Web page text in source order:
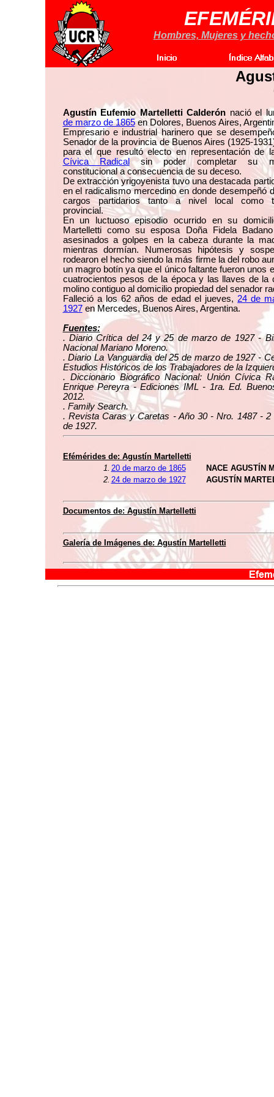
Hombres, Mujeres y
Agustín Eufemio Martelletti Calderón nació el
de marzo de 1865en Dolores, Buenos Aires,
Empresario e industrial harinero que se
Senador de la provincia de Buenos Aires (1925-
para el que resultó electo en representación de
Cívica Radicalsin poder completar su
constitucional a consecuencia de su deceso.
De extracción yrigoyenista tuvo una destacada
en el radicalismo mercedino en donde desempeñó
cargos partidarios tanto a nivel local como
provincial.
En un luctuoso episodio ocurrido en su
Martelletti como su esposa Doña Fidela
asesinados a golpes en la cabeza durante la
mientras dormían. Numerosas hipótesis y
rodearon el hecho siendo la más firme la del robo
un magro botín ya que el único faltante fueron unos
cuatrocientos pesos de la época y las llaves de la
molino contiguo al domicilio propiedad del senador
Falleció a los 62 años de edad el jueves, 24 de
1927en Mercedes, Buenos Aires, Argentina.
Fuentes:
. Diario Crítica del 24 y 25 de marzo de 1927 -
Nacional Mariano Moreno.
. Diario La Vanguardia del 25 de marzo de 1927 -
Estudios Históricos de los Trabajadores de la
. Diccionario Biográfico Nacional: Unión Cívica
Enrique Pereyra - Ediciones IML - 1ra. Ed.
2012.
. Family Search.
. Revista Caras y Caretas - Año 30 - Nro. 1487 - 2
de 1927.
Efémérides de: Agustín Martelletti
1. 20 de marzo de 1865
NACE AGUSTÍN
2. 24 de marzo de 1927 AGUSTÍN
Documentos de: Agustín Martelletti
Galería de Imágenes de: Agustín Martelletti